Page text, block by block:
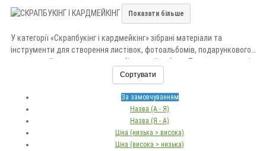
Показати більше
У категорії «Скрапбукінг і кардмейкінг» зібрані матеріали та
інструменти для створення листівок, фотоальбомів, подарункового
пакування й декоративних виробів ручної роботи. Тут представлені
папір, наліпки, висічки, штампи, чорнила, стрічки та інші товари для
Обирайте матеріали для оформлення фотографій, запрошень,
й кардмейкінгу в «Долина Мрій» з доставкою по Україні.
Сортувати
За замовчуванням
Назва (А - Я)
Назва (Я - А)
Ціна (низька > висока)
Ціна (висока > низька)